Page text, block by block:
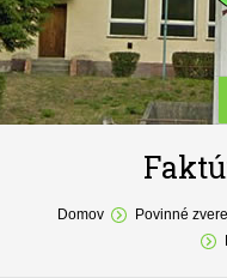
Aktuality
O obci
You are here:
Domov Povinné